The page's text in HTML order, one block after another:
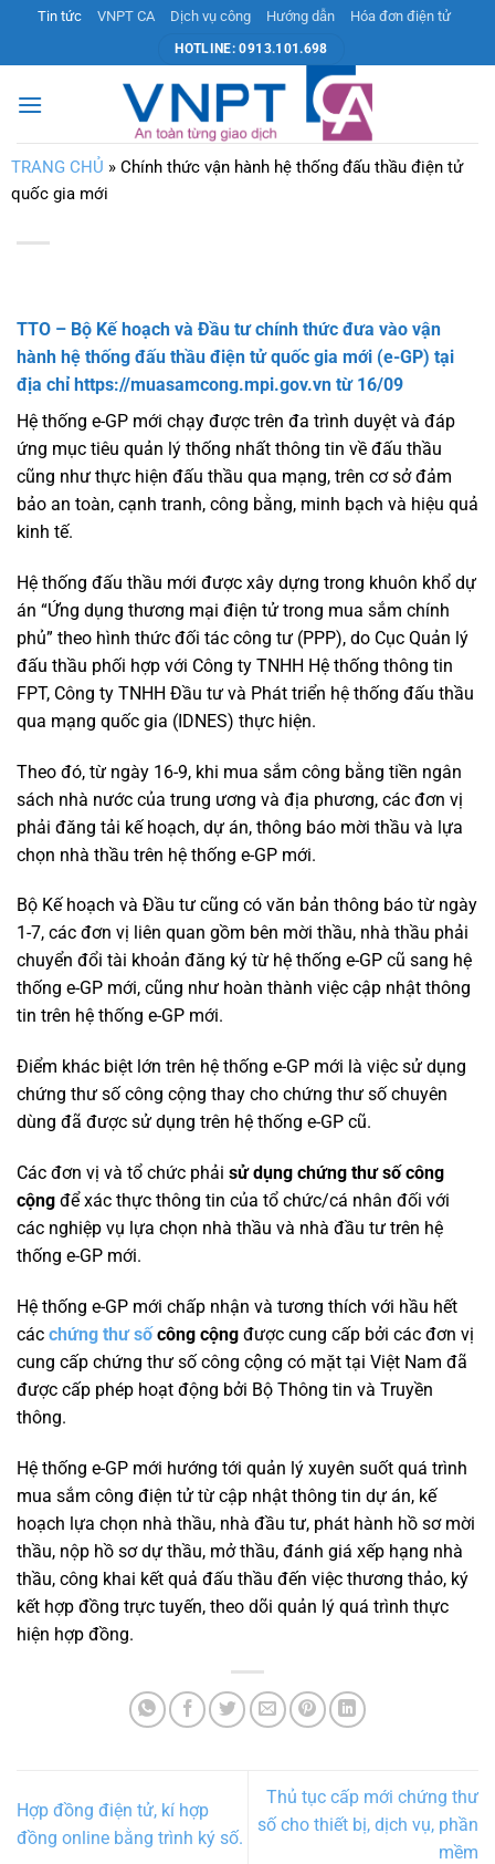
nội
dung
Tin tức VNPT CA Dịch vụ công Hướng dẫn Hóa đơn điện tử
HOTLINE: 0913.101.698
TRANG CHỦ » Chính thức vận hành hệ thống đấu thầu điện tử
quốc gia mới
TTO – Bộ Kế hoạch và Đầu tư chính thức đưa vào vận
hành hệ thống đấu thầu điện tử quốc gia mới (e-GP) tại
địa chỉ https://muasamcong.mpi.gov.vn từ 16/09
Hệ thống e-GP mới chạy được trên đa trình duyệt và đáp
ứng mục tiêu quản lý thống nhất thông tin về đấu thầu
cũng như thực hiện đấu thầu qua mạng, trên cơ sở đảm
bảo an toàn, cạnh tranh, công bằng, minh bạch và hiệu quả
kinh tế.
Hệ thống đấu thầu mới được xây dựng trong khuôn khổ dự
án “Ứng dụng thương mại điện tử trong mua sắm chính
phủ” theo hình thức đối tác công tư (PPP), do Cục Quản lý
đấu thầu phối hợp với Công ty TNHH Hệ thống thông tin
FPT, Công ty TNHH Đầu tư và Phát triển hệ thống đấu thầu
qua mạng quốc gia (IDNES) thực hiện.
Theo đó, từ ngày 16-9, khi mua sắm công bằng tiền ngân
sách nhà nước của trung ương và địa phương, các đơn vị
phải đăng tải kế hoạch, dự án, thông báo mời thầu và lựa
chọn nhà thầu trên hệ thống e-GP mới.
Bộ Kế hoạch và Đầu tư cũng có văn bản thông báo từ ngày
1-7, các đơn vị liên quan gồm bên mời thầu, nhà thầu phải
chuyển đổi tài khoản đăng ký từ hệ thống e-GP cũ sang hệ
thống e-GP mới, cũng như hoàn thành việc cập nhật thông
tin trên hệ thống e-GP mới.
Điểm khác biệt lớn trên hệ thống e-GP mới là việc sử dụng
chứng thư số công cộng thay cho chứng thư số chuyên
dùng đã được sử dụng trên hệ thống e-GP cũ.
Các đơn vị và tổ chức phải sử dụng chứng thư số công
cộng để xác thực thông tin của tổ chức/cá nhân đối với
các nghiệp vụ lựa chọn nhà thầu và nhà đầu tư trên hệ
thống e-GP mới.
Hệ thống e-GP mới chấp nhận và tương thích với hầu hết
các chứng thư sốcông cộng được cung cấp bởi các đơn vị
cung cấp chứng thư số công cộng có mặt tại Việt Nam đã
được cấp phép hoạt động bởi Bộ Thông tin và Truyền
thông.
Hệ thống e-GP mới hướng tới quản lý xuyên suốt quá trình
mua sắm công điện tử từ cập nhật thông tin dự án, kế
hoạch lựa chọn nhà thầu, nhà đầu tư, phát hành hồ sơ mời
thầu, nộp hồ sơ dự thầu, mở thầu, đánh giá xếp hạng nhà
thầu, công khai kết quả đấu thầu đến việc thương thảo, ký
kết hợp đồng trực tuyến, theo dõi quản lý quá trình thực
hiện hợp đồng.
Hợp đồng điện tử, kí hợp
đồng online bằng trình ký số.
Thủ tục cấp mới chứng thư
số cho thiết bị, dịch vụ, phần
mềm